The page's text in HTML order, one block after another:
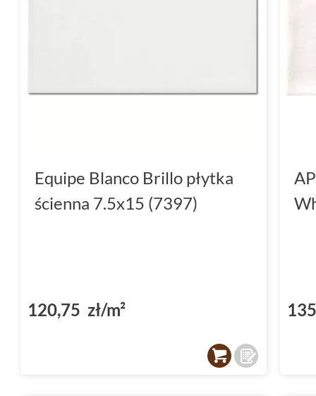
Equipe Blanco Brillo płytka
ścienna 7.5x15 (7397)
120,75 zł/m²